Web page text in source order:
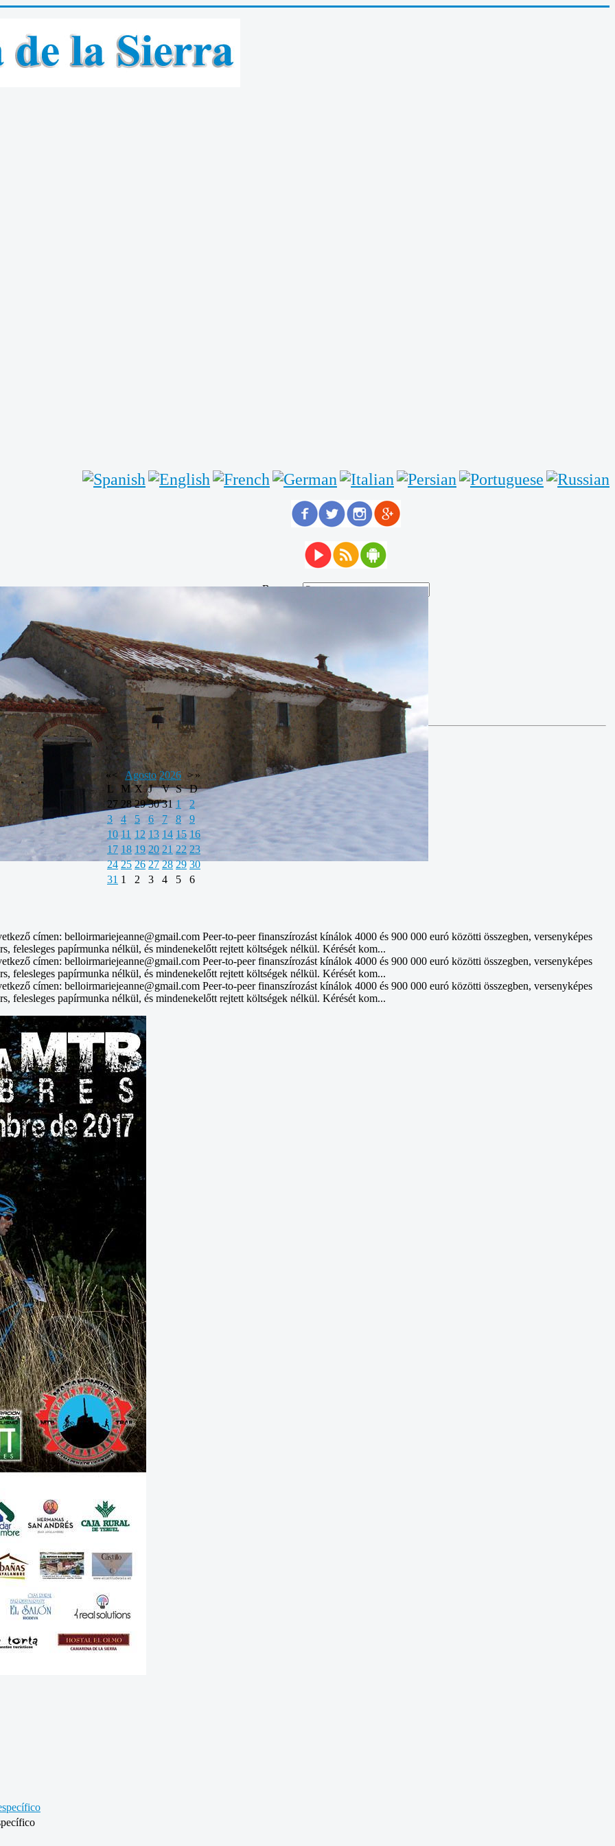
Buscar...
«< Agosto 2026 >»
L
M X J V S
D
27 28 29 30 31 1
2
3
4 5 6 7 8
9
10 11 12 13 14 15 16
17 18 19 20 21 22 23
24 25 26 27 28 29 30
31 1 2 3 4 5 6
címen: belloirmariejeanne@gmail.com Peer-to-peer finanszírozást kínálok 4000 és 900 000 euró közötti összegben, versenyképes
felesleges papírmunka nélkül, és mindenekelőtt rejtett költségek nélkül. Kérését kom...
címen: belloirmariejeanne@gmail.com Peer-to-peer finanszírozást kínálok 4000 és 900 000 euró közötti összegben, versenyképes
felesleges papírmunka nélkül, és mindenekelőtt rejtett költségek nélkül. Kérését kom...
címen: belloirmariejeanne@gmail.com Peer-to-peer finanszírozást kínálok 4000 és 900 000 euró közötti összegben, versenyképes
felesleges papírmunka nélkül, és mindenekelőtt rejtett költségek nélkül. Kérését kom...